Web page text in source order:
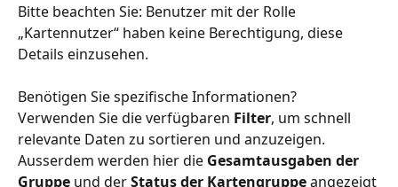
Bitte beachten Sie: Benutzer mit der Rolle
„Kartennutzer“ haben keine Berechtigung, diese
Details einzusehen.
Benötigen Sie spezifische Informationen?
Verwenden Sie die verfügbaren Filter, um schnell
relevante Daten zu sortieren und anzuzeigen.
Ausserdem werden hier die Gesamtausgaben der
Gruppe und der Status der Kartengruppe angezeigt